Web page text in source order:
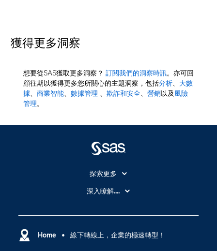
獲得更多洞察
想要從SAS獲取更多洞察？ 訂閱我們的洞察時訊。亦可回
顧往期以獲得更多您所關心的主題洞察，包括分析、 大數
據、 商業智能、 數據管理 、 欺詐和安全、 營銷以及風險
管理。
Home 線下轉線上，企業的極速轉型！
探索更多
About SAS
SAS Viya
Why SAS？
深入瞭解....
數位轉型